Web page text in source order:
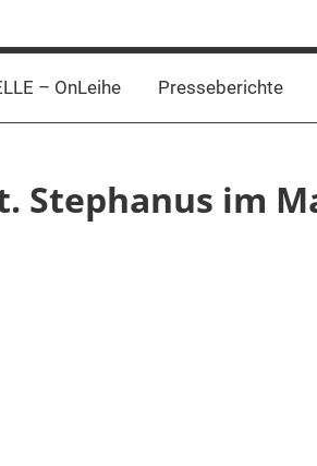
– OnLeihe Presseberichte
Stephanus im